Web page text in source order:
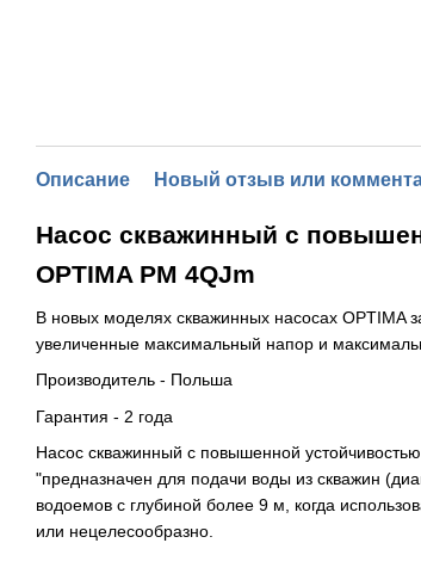
Описание Новый отзыв или
Насос скважинный с
OPTIMA PM 4QJm
В новых моделях скважинных насосах OPTIMA
увеличенные максимальный напор и
Производитель - Польша
Гарантия - 2 года
Насос скважинный с повышенной
"предназначен для подачи воды из скважин
водоемов с глубиной более 9 м, когда
или нецелесообразно.